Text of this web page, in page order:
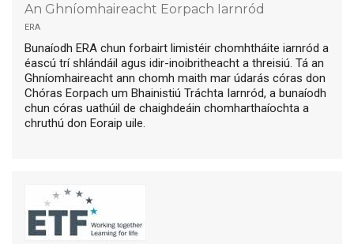
An Ghníomhaireacht Eorpach Iarnród
era
Bunaíodh ERA chun forbairt limistéir chomhtháite iarnród a
éascú trí shlándáil agus idir-inoibritheacht a threisiú. Tá an
Ghníomhaireacht ann chomh maith mar údarás córas don
Chóras Eorpach um Bhainistiú Tráchta Iarnród, a bunaíodh
chun córas uathúil de chaighdeáin chomharthaíochta a
chruthú don Eoraip uile.